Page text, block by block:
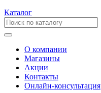
Каталог
О компании
Магазины
Акции
Контакты
Онлайн-консультация